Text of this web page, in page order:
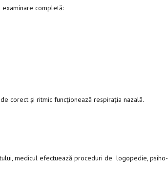
completă:
corect şi ritmic funcţionează respiraţia nazală.
medicul efectuează proceduri de logopedie, psiho-